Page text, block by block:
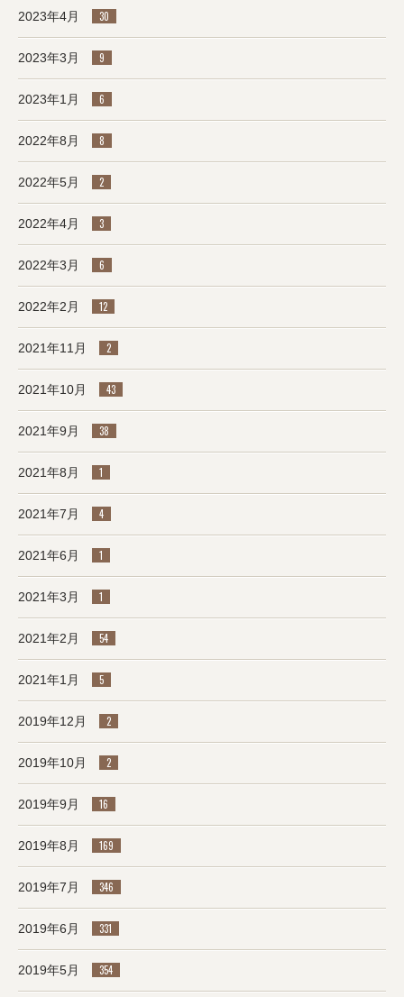
2023年4月 30
2023年3月 9
2023年1月 6
2022年8月 8
2022年5月 2
2022年4月 3
2022年3月 6
2022年2月 12
2021年11月 2
2021年10月 43
2021年9月 38
2021年8月 1
2021年7月 4
2021年6月 1
2021年3月 1
2021年2月 54
2021年1月 5
2019年12月 2
2019年10月 2
2019年9月 16
2019年8月 169
2019年7月 346
2019年6月 331
2019年5月 354